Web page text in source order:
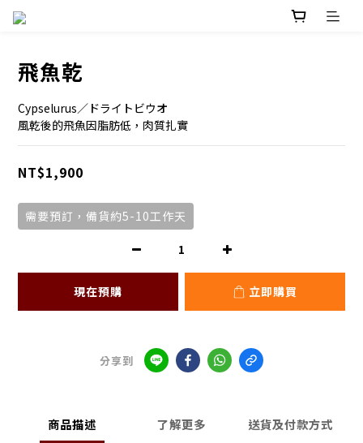
飛魚乾
Cypselurus／ドライトビウオ
風乾後的飛魚因脂肪低，肉質扎實
NT$1,900
需要預訂，備貨約5-10工作天
現在預購 立即購買
分享到
商品描述 了解更多 送貨及付款方式